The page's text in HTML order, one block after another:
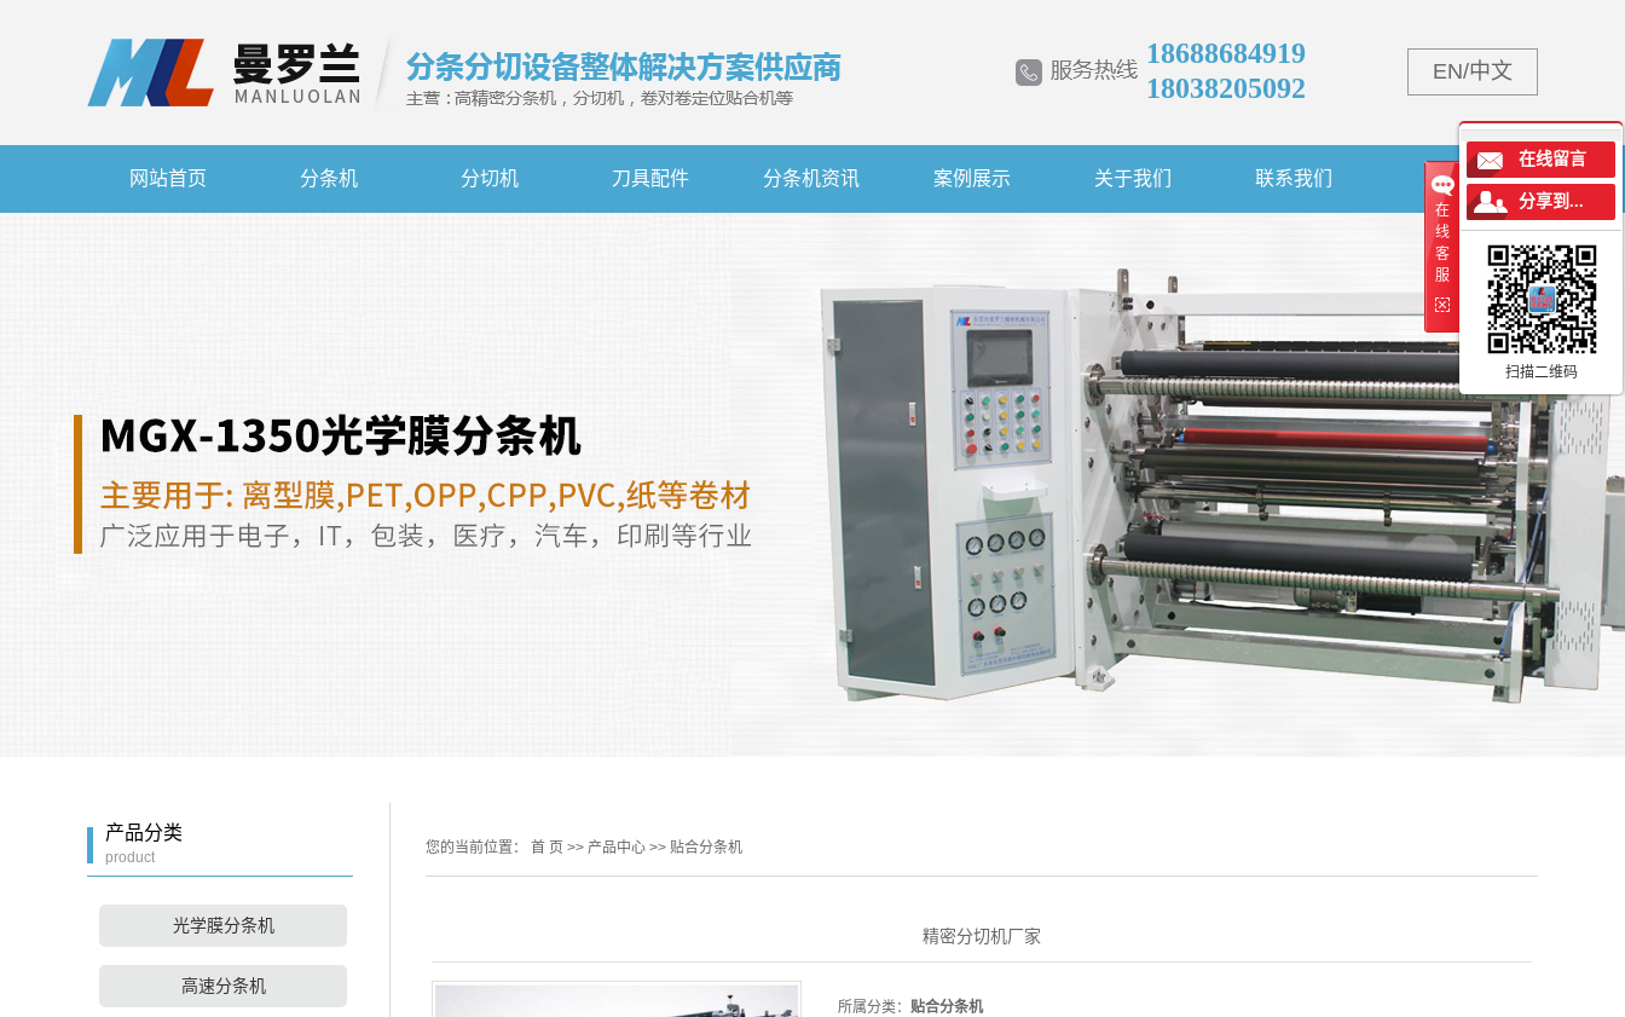
18688684919
18038205092
EN/中文
网站首页 分条机 分切机 刀具配件 分条机资讯 案例展示 关于我们 联系我们
产品分类
product
光学膜分条机
高速分条机
您的当前位置： 首 页 >> 产品中心 >> 贴合分条机
精密分切机厂家
所属分类： 贴合分条机
在
线
客
服
在线留言
分享到...
扫描二维码